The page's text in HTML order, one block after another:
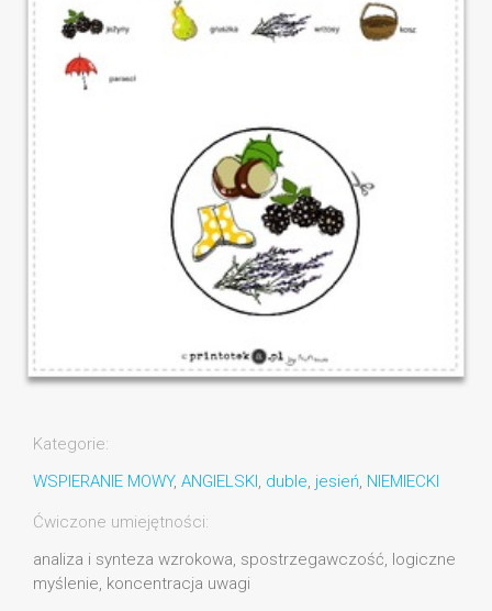
Kategorie:
WSPIERANIE MOWY, ANGIELSKI , duble, jesień, NIEMIECKI
Ćwiczone umiejętności:
analiza i synteza wzrokowa, spostrzegawczość, logiczne
myślenie, koncentracja uwagi